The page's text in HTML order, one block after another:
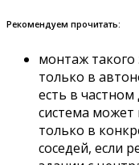
Рекомендуем прочитать:
монтаж
только в
есть в
система может
только в
соседей, если